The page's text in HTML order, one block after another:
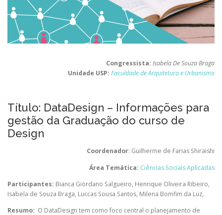
Congressista: Isabela De Souza Braga
Unidade USP: Faculdade de Arquitetura e Urbanismo
Título: DataDesign – Informações para
gestão da Graduação do curso de
Design
Coordenador: Guilherme de Farias Shiraishi
Área Temática: Ciências Sociais Aplicadas
Participantes: Bianca Giordano Salgueiro, Henrique Oliveira Ribeiro,
Isabela de Souza Braga, Luccas Sousa Santos, Milena Bomfim da Luz,
Resumo: O DataDesign tem como foco central o planejamento de